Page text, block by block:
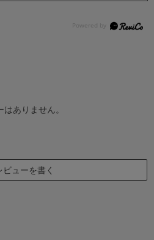
はありません。
ビューを書く